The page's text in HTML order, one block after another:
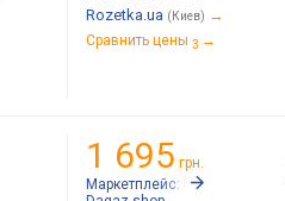
Rozetka.ua (Киев) →
Сравнить цены 3 →
1 695 грн.
Маркетплейс:
Rozetka.ua